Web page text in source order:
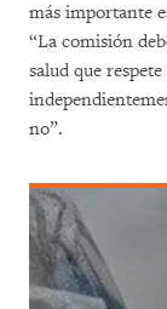
más importante
“La comisión
salud que
no”.